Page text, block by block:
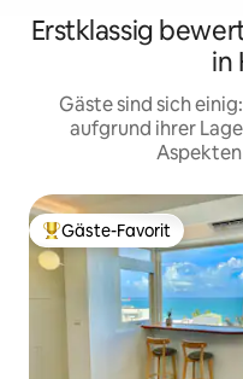
Erstklassig
in
Gäste sind sich
aufgrund ihrer
Beliebter Gäste-Favorit.
Gäste-Favorit